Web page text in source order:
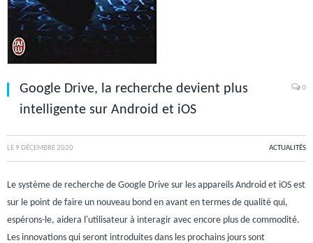
Google Drive, la recherche devient plus
intelligente sur Android et iOS
0
LE 9 DÉCEMBRE 2020 ACTUALITÉS
Le système de recherche de Google Drive sur les appareils Android et iOS est
sur le point de faire un nouveau bond en avant en termes de qualité qui,
espérons-le, aidera l'utilisateur à interagir avec encore plus de commodité.
Les innovations qui seront introduites dans les prochains jours sont